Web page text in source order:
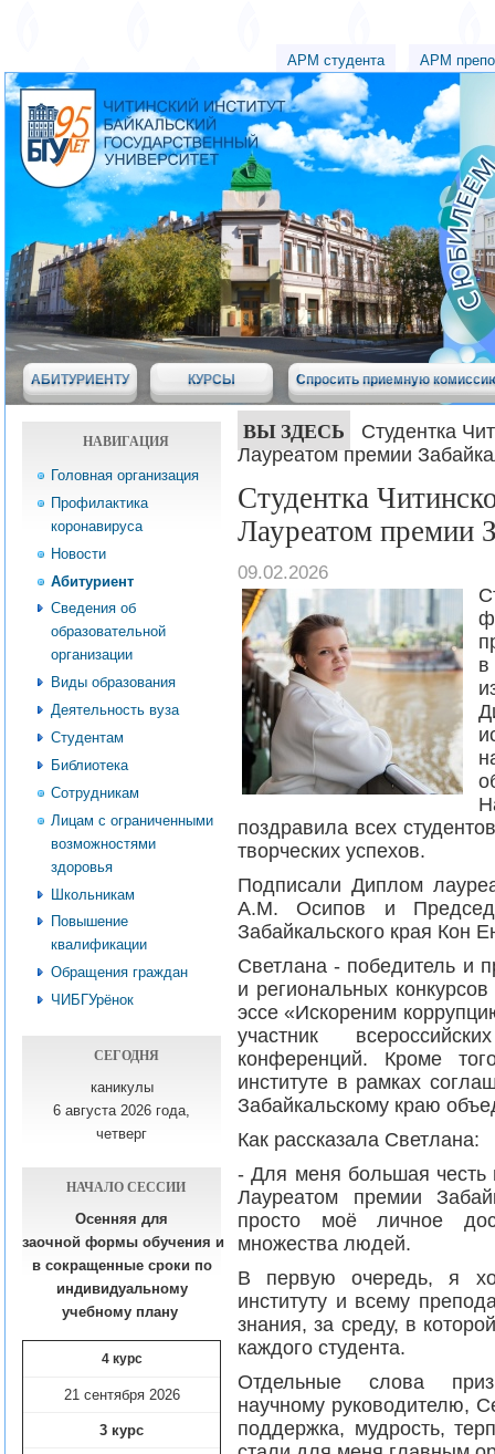
АРМ студента АРМ
АБИТУРИЕНТУ КУРСЫ Спросить приемную
НАВИГАЦИЯ
Головная организация
Профилактика
коронавируса
Новости
Абитуриент
Сведения об
образовательной
организации
Виды образования
Деятельность вуза
Студентам
Библиотека
Сотрудникам
Лицам с ограниченными
возможностями
здоровья
Школьникам
Повышение
квалификации
Обращения граждан
ЧИБГУрёнок
СЕГОДНЯ
каникулы
6 августа 2026 года,
четверг
НАЧАЛО СЕССИИ
Осенняя для
заочной формы обучения и
в сокращенные сроки по
индивидуальному
учебному плану​
4 курс
21 сентября 2026
3 курс
ВЫ ЗДЕСЬ
Студентка
Лауреатом премии
Студентка
Лауреатом премии
09.02.2026
в
поздравила всех
творческих успехов.
Подписали Диплом
А.М. Осипов и
Забайкальского края Кон
Светлана - победитель и
и региональных
эссе «Искореним
участник
конференций. Кроме
институте в рамках
Забайкальскому краю
Как рассказала Светлана:
- Для меня большая честь
Лауреатом премии
просто моё личное
множества людей.
В первую очередь, я
институту и всему
знания, за среду, в
каждого студента.
Отдельные слова
научному руководителю,
поддержка, мудрость,